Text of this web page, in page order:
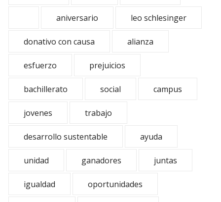
aniversario leo schlesinger
donativo con causa alianza
esfuerzo prejuicios
bachillerato social campus
jovenes trabajo
desarrollo sustentable ayuda
unidad ganadores juntas
igualdad oportunidades